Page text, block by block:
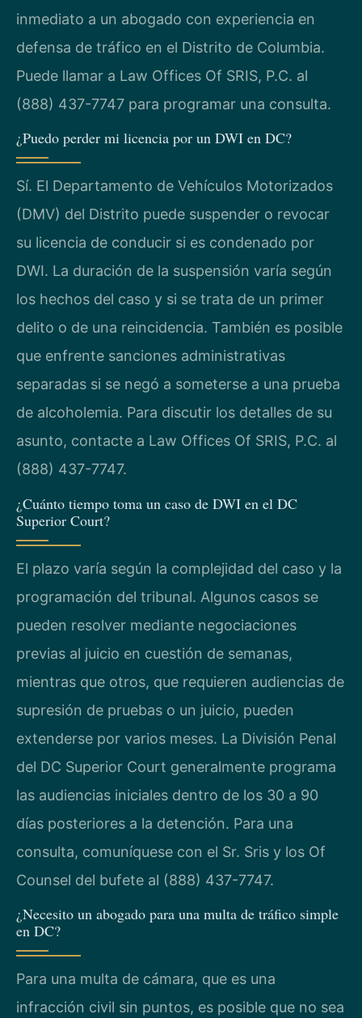
inmediato a un abogado con experiencia en
defensa de tráfico en el Distrito de Columbia.
Puede llamar a Law Offices Of SRIS, P.C. al
(888) 437-7747 para programar una consulta.
¿Puedo perder mi licencia por un DWI en DC?
Sí. El Departamento de Vehículos Motorizados
(DMV) del Distrito puede suspender o revocar
su licencia de conducir si es condenado por
DWI. La duración de la suspensión varía según
los hechos del caso y si se trata de un primer
delito o de una reincidencia. También es posible
que enfrente sanciones administrativas
separadas si se negó a someterse a una prueba
de alcoholemia. Para discutir los detalles de su
asunto, contacte a Law Offices Of SRIS, P.C. al
(888) 437-7747.
¿Cuánto tiempo toma un caso de DWI en el DC
Superior Court?
El plazo varía según la complejidad del caso y la
programación del tribunal. Algunos casos se
pueden resolver mediante negociaciones
previas al juicio en cuestión de semanas,
mientras que otros, que requieren audiencias de
supresión de pruebas o un juicio, pueden
extenderse por varios meses. La División Penal
del DC Superior Court generalmente programa
las audiencias iniciales dentro de los 30 a 90
días posteriores a la detención. Para una
consulta, comuníquese con el Sr. Sris y los Of
Counsel del bufete al (888) 437-7747.
¿Necesito un abogado para una multa de tráfico simple
en DC?
Para una multa de cámara, que es una
infracción civil sin puntos, es posible que no sea